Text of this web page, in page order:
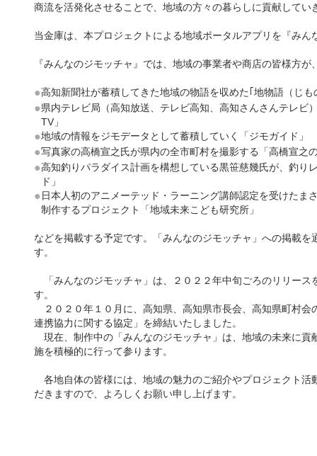
商流を活発化させることで、地域の方々の暮らしに貢献してい
当金庫は、本プロジェクトによる地域ポータルアプリを『み
『みんなのジモッチャ』では、地域の事業者や商店の皆様方
●高知新聞社が蓄積してきた地域の物語を収めた｢地物語（じも
●県内テレビ局（高知放送、テレビ高知、高知さんさんテレ
TV」
●地域の情報をジモデータとして蓄積していく「ジモガイド」
●写真家の高橋宣之氏が県内の全市町村を撮影する「高橋宣之
●高知釣りパラダイス計画を構想している黒笹慈幾氏が、釣り
ド」
● 日本人初のアニメーテッド・ラーニング講師認定を受けた
制作するプロジェクト「地域未来こども研究所」
などを掲載する予定です。「みんなのジモッチャ」への掲載
す。
「みんなのジモッチャ」は、２０２２年中旬ごろのリリー
す。
２０２０年１０月に、高知県、高知県市長会、高知県町村
連携協力に関する協定」を締結いたしました。
現在、制作中の「みんなのジモッチャ」は、地域の未来に
施を積極的に行って参ります。
各地自体の皆様には、地域の魅力のご紹介やプロジェクト
だきますので、よろしくお願い申し上げます。